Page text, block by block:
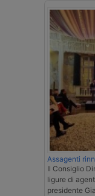
Assagenti
Il Consiglio
ligure di
presidente